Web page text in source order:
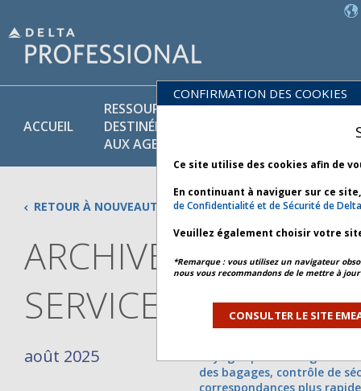
ACCUEIL
RESSOURCES
DESTINÉES
AUX AGENTS
POLITIQUES
ET
RETOUR À NOUVEAUTÉS
ARCHIVES DES
SERVICES
août 2025
Voyagez plus
des bagages, contrôle de
correspondances plus
CONFIRMATION DES COOKIES
Ce site utilise des cookies afin de
En continuant à naviguer sur ce
de Confidentialité et de Sécurité de
Veuillez également choisir votre
*Remarque : vous utilisez un navigateur
nous vous recommandons de le mettre à
CONSULTER LE SITE